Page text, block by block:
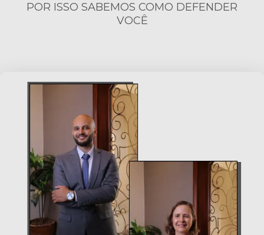
POR ISSO SABEMOS COMO DEFENDER
VOCÊ